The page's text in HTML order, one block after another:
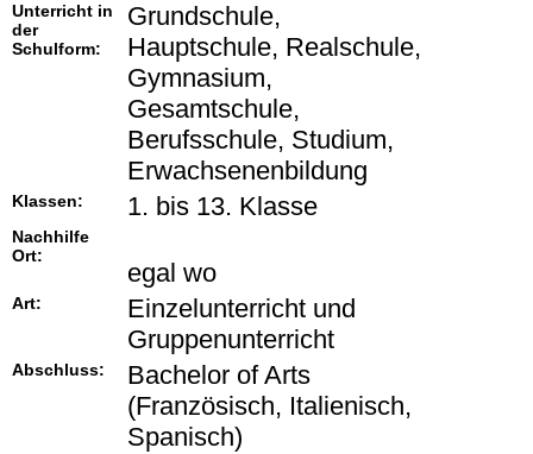
Unterricht in
der
Schulform:
Grundschule,
Hauptschule, Realschule,
Gymnasium,
Gesamtschule,
Berufsschule, Studium,
Erwachsenenbildung
Klassen: 1. bis 13. Klasse
Nachhilfe
Ort:
egal wo
Art:
Einzelunterricht und
Gruppenunterricht
Abschluss:
Bachelor of Arts
(Französisch, Italienisch,
Spanisch)